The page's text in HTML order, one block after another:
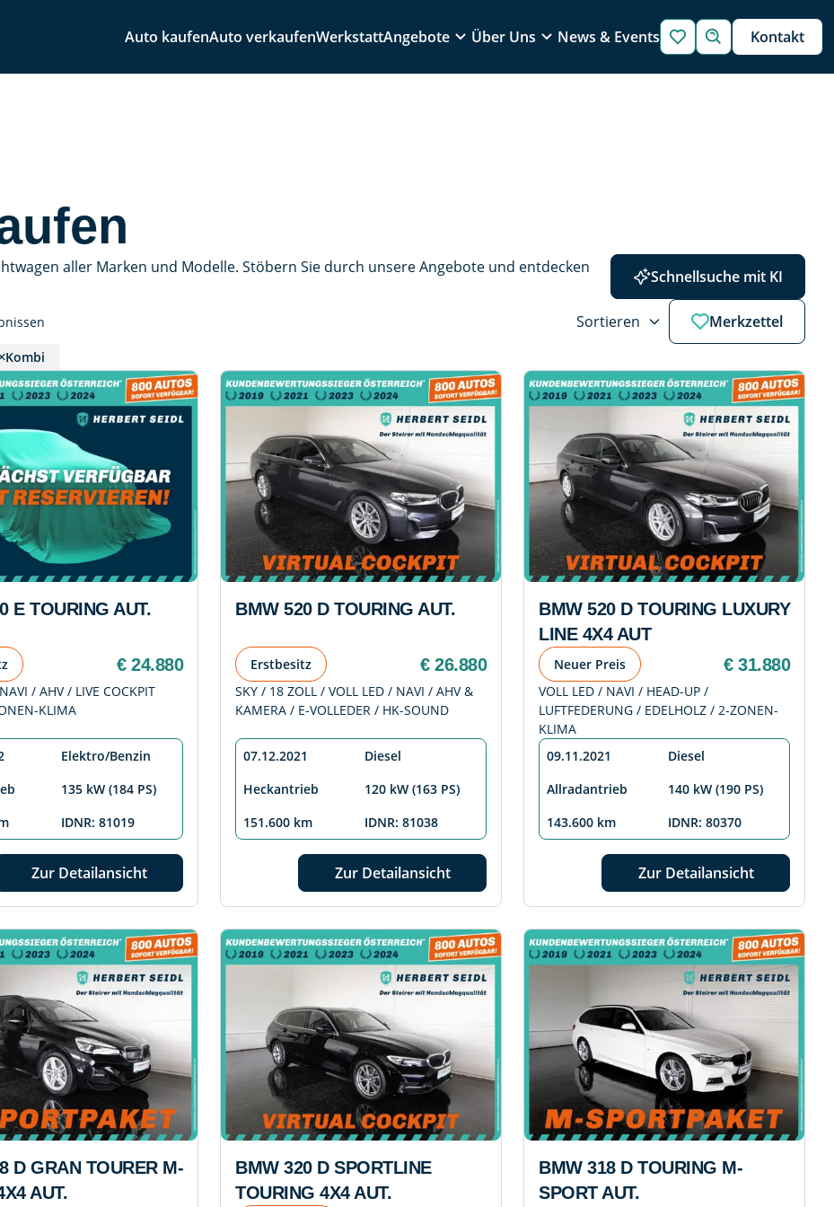
Auto kaufenAuto verkaufenWerkstattAngebote Über Uns News & Events Kontakt
aller Marken und Modelle. Stöbern Sie durch unsere Angebote und entdecken
Schnellsuche mit KI
Merkzettel
Sortieren
Kombi
E TOURING AUT.
€ 24.880
/ AHV / LIVE COCKPIT
KLIMA
Elektro/Benzin
135 kW (184 PS)
IDNR: 81019
Zur Detailansicht
BMW 520 D TOURING AUT.
Erstbesitz € 26.880
SKY / 18 ZOLL / VOLL LED / NAVI / AHV &
KAMERA / E-VOLLEDER / HK-SOUND
07.12.2021
Diesel
Heckantrieb
120 kW (163 PS)
151.600 km
IDNR: 81038
Zur Detailansicht
BMW 520 D TOURING LUXURY
LINE 4X4 AUT
Neuer Preis € 31.880
VOLL LED / NAVI / HEAD-UP /
LUFTFEDERUNG / EDELHOLZ / 2-ZONEN-
KLIMA
09.11.2021
Diesel
Allradantrieb
140 kW (190 PS)
143.600 km
IDNR: 80370
Zur Detailansicht
D GRAN TOURER M-
AUT.
BMW 320 D SPORTLINE
TOURING 4X4 AUT.
BMW 318 D TOURING M-
SPORT AUT.